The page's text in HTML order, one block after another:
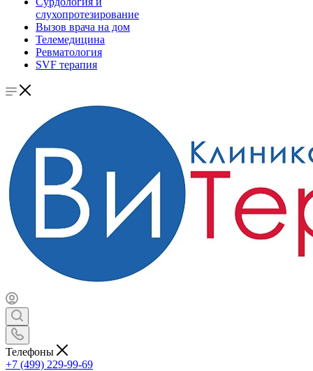
слухопротезирование
Вызов врача на дом
Телемедицина
Ревматология
SVF терапия
Телефоны
+7 (499) 229-99-69